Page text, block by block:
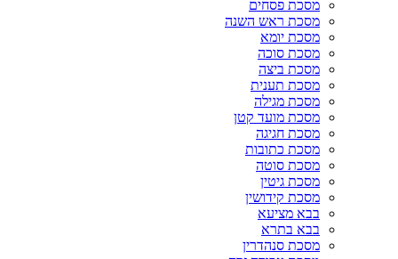
מסכת פסחים
מסכת ראש השנה
מסכת יומא
מסכת סוכה
מסכת ביצה
מסכת תענית
מסכת מגילה
מסכת מועד קטן
מסכת חגיגה
מסכת כתובות
מסכת סוטה
מסכת גיטין
מסכת קידושין
בבא מציעא
בבא בתרא
מסכת סנהדרין